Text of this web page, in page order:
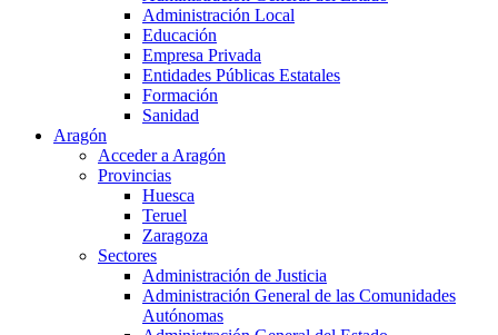
Administración Local
Educación
Empresa Privada
Entidades Públicas Estatales
Formación
Sanidad
Aragón
Acceder a Aragón
Provincias
Huesca
Teruel
Zaragoza
Sectores
Administración de Justicia
Administración General de las Comunidades
Autónomas